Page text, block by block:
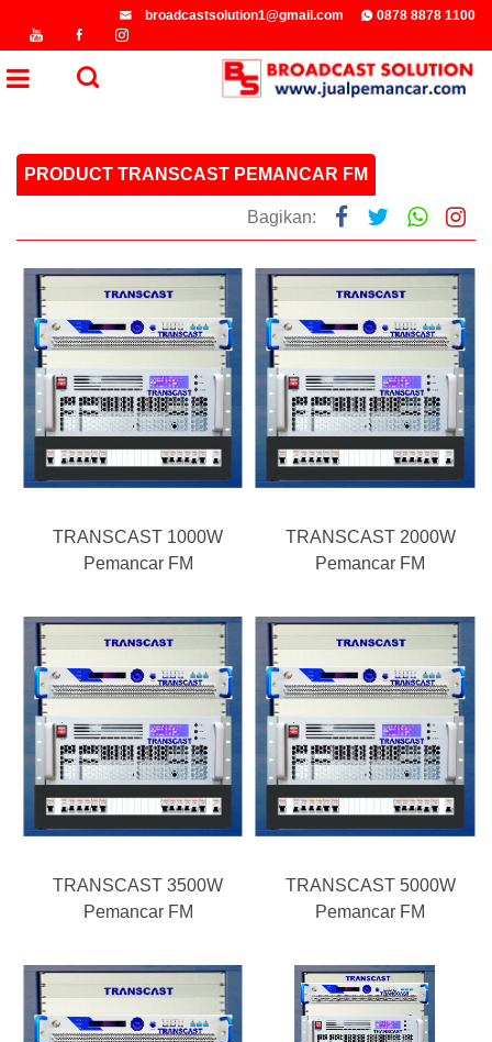
broadcastsolution1@gmail.com 0878 8878 1100
PRODUCT TRANSCAST PEMANCAR FM
Bagikan:
TRANSCAST 1000W
Pemancar FM
TRANSCAST 2000W
Pemancar FM
TRANSCAST 3500W
Pemancar FM
TRANSCAST 5000W
Pemancar FM